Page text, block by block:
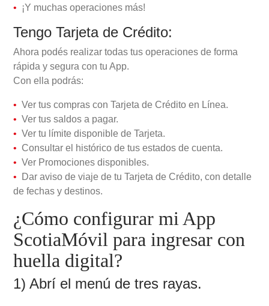
¡Y muchas operaciones más!
Tengo Tarjeta de Crédito:
Ahora podés realizar todas tus operaciones de forma
rápida y segura con tu App.
Con ella podrás:
Ver tus compras con Tarjeta de Crédito en Línea.
Ver tus saldos a pagar.
Ver tu límite disponible de Tarjeta.
Consultar el histórico de tus estados de cuenta.
Ver Promociones disponibles.
Dar aviso de viaje de tu Tarjeta de Crédito, con detalle
de fechas y destinos.
¿Cómo configurar mi App
ScotiaMóvil para ingresar con
huella digital?
1) Abrí el menú de tres rayas.